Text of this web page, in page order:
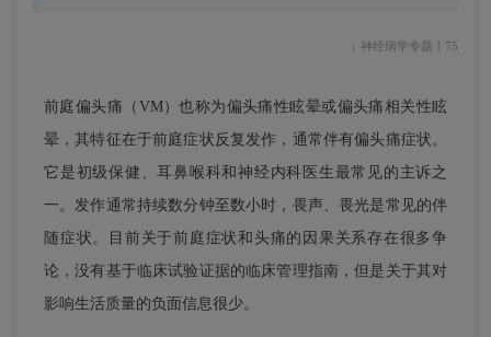
↓ 神经病学专题丨75
前庭偏头痛（VM）也称为偏头痛性眩晕或偏头痛相关性眩
晕，其特征在于前庭症状反复发作，通常伴有偏头痛症状。
它是初级保健、耳鼻喉科和神经内科医生最常见的主诉之
一。发作通常持续数分钟至数小时，畏声、畏光是常见的伴
随症状。目前关于前庭症状和头痛的因果关系存在很多争
论，没有基于临床试验证据的临床管理指南，但是关于其对
影响生活质量的负面信息很少。